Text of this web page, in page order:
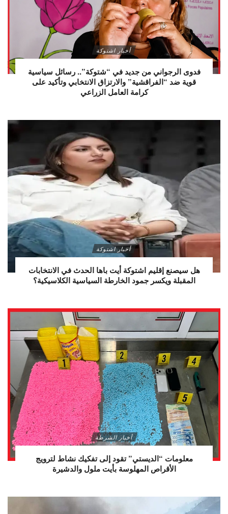
أخبار اشتوكة
فدوى الرجواني من جديد في “شتوكة”.. رسائل سياسية
قوية ضد “الفراقشية” والارتزاق الانتخابي وتأكيد على
كرامة العامل الزراعي
أخبار اشتوكة
هل سيصنع إقليم اشتوكة أيت باها الحدث في الانتخابات
المقبلة ويكسر جمود الخارطة السياسية الكلاسيكية؟
أخبار الشرطة
معلومات “الديستي” تقود إلى تفكيك نشاط لترويج
الأقراص المهلوسة بأيت ملول والدشيرة